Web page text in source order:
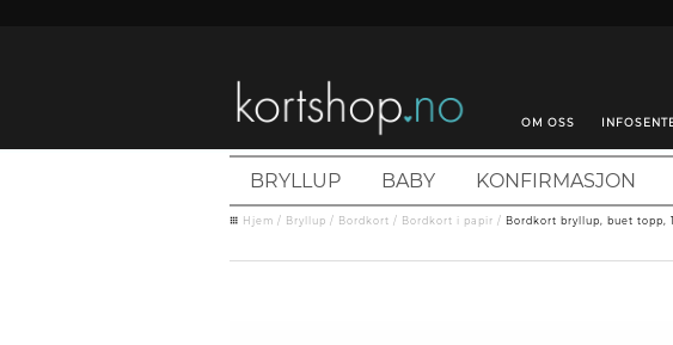
OM OSS
BRYLLUP BABY KONFIRMASJON
Hjem / Bryllup / Bordkort / Bordkort i papir / Bordkort bryllup, buet topp,